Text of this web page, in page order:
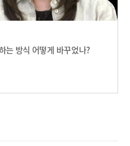
는 방식 어떻게 바꾸었나?